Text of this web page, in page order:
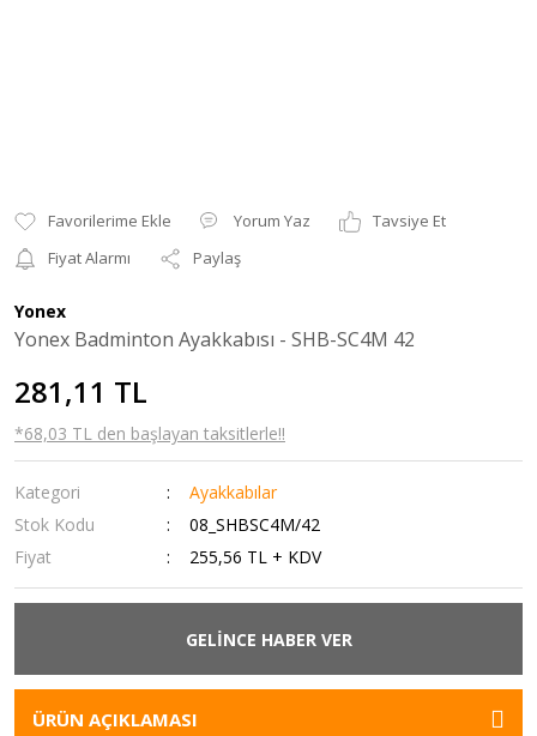
Yorum Yaz
Tavsiye Et
Fiyat Alarmı
Paylaş
Yonex
Yonex Badminton Ayakkabısı - SHB-SC4M 42
281,11 TL
*68,03 TL den başlayan taksitlerle!!
Kategori
Ayakkabılar
Stok Kodu
08_SHBSC4M/42
Fiyat
255,56 TL + KDV
GELİNCE HABER VER
ÜRÜN AÇIKLAMASI